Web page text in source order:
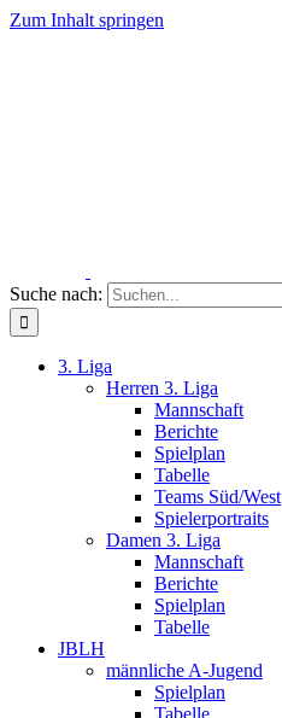
Zum Inhalt springen
Suche nach:
3. Liga
Herren 3. Liga
Mannschaft
Berichte
Spielplan
Tabelle
Teams Süd/West
Spielerportraits
Damen 3. Liga
Mannschaft
Berichte
Spielplan
Tabelle
JBLH
männliche A-Jugend
Spielplan
Tabelle